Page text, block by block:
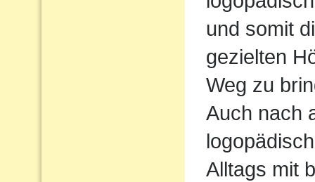
und somit
gezielten
Weg zu
Auch nach
Alltags mit